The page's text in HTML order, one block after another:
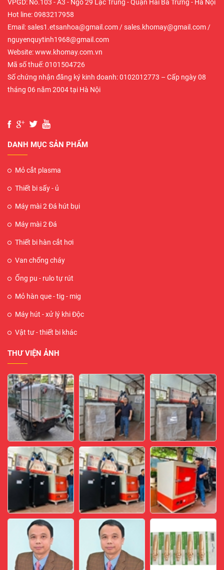
VPGD: No.103 - A3 - Ngõ 29 Lạc Trung - Quận Hai Bà Trưng - Hà Nội
Hot line: 0983217958
Email: sales1.etsanhoa@gmail.com / sales.khomay@gmail.com /
nguyenquytinh1968@gmail.com
Website: www.khomay.com.vn
Mã số thuế: 0101504726
Số chứng nhận đăng ký kinh doanh: 0102012773 – Cấp ngày 08
tháng 06 năm 2004 tại Hà Nội
DANH MỤC SẢN PHẨM
Mỏ cắt plasma
Thiết bi sấy - ủ
Máy mài 2 Đá hút bụi
Máy mài 2 Đá
Thiết bi hàn cắt hơi
Van chống cháy
Ống pu - rulo tự rút
Mỏ hàn que - tig - mig
Máy hút - xử lý khi Độc
Vật tư - thiết bi khác
THƯ VIỆN ẢNH